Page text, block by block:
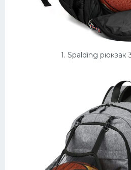
1. Spalding рюкзак
Конькобежный спорт